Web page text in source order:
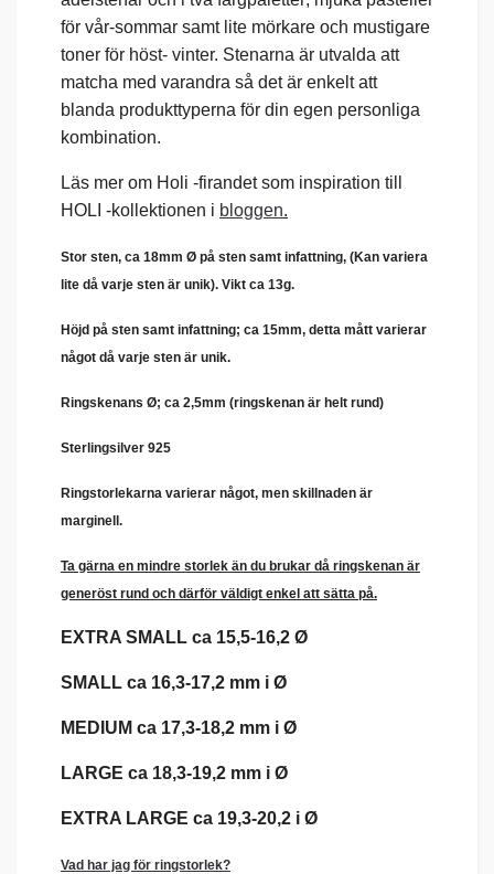
för vår-sommar samt lite mörkare och mustigare
toner för höst- vinter. Stenarna är utvalda att
matcha med varandra så det är enkelt att
blanda produkttyperna för din egen personliga
kombination.
Läs mer om Holi -firandet som inspiration till
HOLI -kollektionen i bloggen.
Stor sten, ca 18mm Ø på sten samt infattning, (Kan variera
lite då varje sten är unik). Vikt ca 13g.
Höjd på sten samt infattning; ca 15mm, detta mått varierar
något då varje sten är unik.
Ringskenans Ø; ca 2,5mm (ringskenan är helt rund)
Sterlingsilver 925
Ringstorlekarna varierar något, men skillnaden är
marginell.
Ta gärna en mindre storlek än du brukar då ringskenan är
generöst rund och därför väldigt enkel att sätta på.
EXTRA SMALL ca 15,5-16,2 Ø
SMALL ca 16,3-17,2 mm i Ø
MEDIUM ca 17,3-18,2 mm i Ø
LARGE ca 18,3-19,2 mm i Ø
EXTRA LARGE ca 19,3-20,2 i Ø
Vad har jag för ringstorlek?